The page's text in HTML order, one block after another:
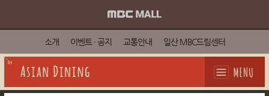
소개 이벤트 · 공지 교통안내 일산 MBC드림센터
Asian Dining